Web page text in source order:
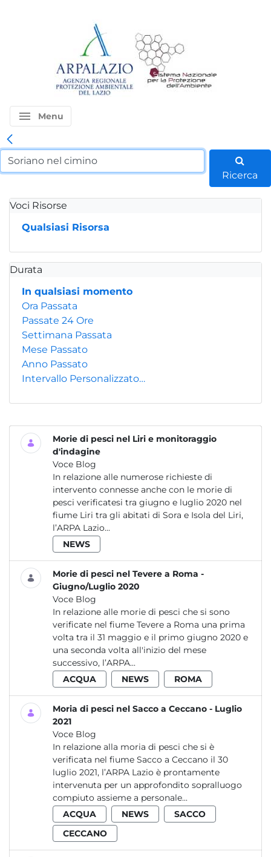
menu Menu
Ricerca
Voci Risorse
Qualsiasi Risorsa
Durata
In qualsiasi momento
Ora Passata
Passate 24 Ore
Settimana Passata
Mese Passato
Anno Passato
Intervallo Personalizzato…
Morie di pesci nel Liri e monitoraggio
d'indagine
Voce Blog
In relazione alle numerose richieste di
intervento connesse anche con le morie di
pesci verificatesi tra giugno e luglio 2020 nel
fiume Liri tra gli abitati di Sora e Isola del Liri,
l’ARPA Lazio...
NEWS
Morie di pesci nel Tevere a Roma -
Giugno/Luglio 2020
Voce Blog
In relazione alle morie di pesci che si sono
verificate nel fiume Tevere a Roma una prima
volta tra il 31 maggio e il primo giugno 2020 e
una seconda volta all'inizio del mese
successivo, l’ARPA...
ACQUA
NEWS ROMA
Moria di pesci nel Sacco a Ceccano - Luglio
2021
Voce Blog
In relazione alla moria di pesci che si è
verificata nel fiume Sacco a Ceccano il 30
luglio 2021, l’ARPA Lazio è prontamente
intervenuta per un approfondito sopralluogo
compiuto assieme a personale...
ACQUA
NEWS
SACCO
CECCANO